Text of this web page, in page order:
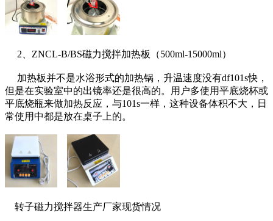
2、ZNCL-B/BS磁力搅拌加热板（500ml-15000ml）
加热板并不是水浴形式的加热锅，升温速度没有df101s快，
但是在实验室中的出镜率还是很高的。用户多使用平底烧杯或
平底烧瓶来做加热反应，与101s一样，这种设备体积不大，日
常使用中都是放在桌子上的。
转子磁力搅拌器生产厂家现货情况